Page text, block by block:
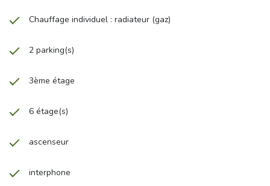
Chauffage individuel : radiateur (gaz)
2 parking(s)
3ème étage
6 étage(s)
ascenseur
interphone